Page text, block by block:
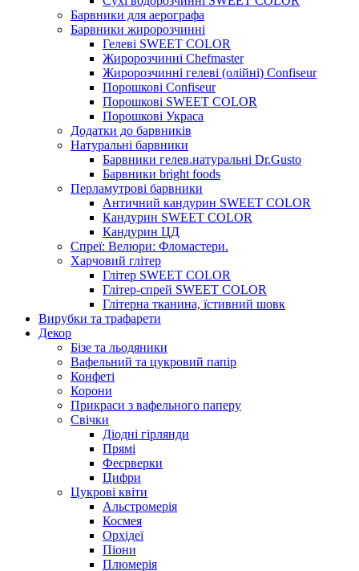
Барвники для аерографа
Барвники жиророзчинні
Гелеві SWEET COLOR
Жиророзчинні Chefmaster
Жиророзчинні гелеві (олійні) Confiseur
Порошкові Confiseur
Порошкові SWEET COLOR
Порошкові Украса
Додатки до барвників
Натуральні барвники
Барвники гелев.натуральні Dr.Gusto
Барвники bright foods
Перламутрові барвники
Античний кандурин SWEET COLOR
Кандурин SWEET COLOR
Кандурин ЦД
Спреї: Велюри: Фломастери.
Харчовий глітер
Глітер SWEET COLOR
Глітер-спрей SWEET COLOR
Глітерна тканина, їстивний шовк
Вирубки та трафарети
Декор
Бізе та льодяники
Вафельний та цукровий папір
Конфеті
Корони
Прикраси з вафельного паперу
Свічки
Діодні гірлянди
Прямі
Феєрверки
Цифри
Цукрові квіти
Альстромерія
Космея
Орхідеї
Піони
Плюмерія